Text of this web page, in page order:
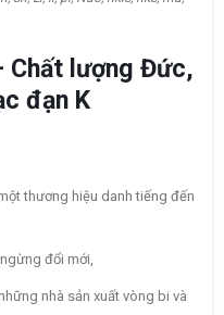
Chất lượng Đức,
đạn K
thương hiệu danh tiếng đến
đổi mới,
nhà sản xuất vòng bi và